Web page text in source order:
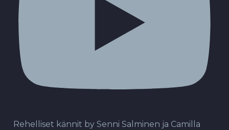
Rehelliset kännit by Senni Salminen ja Camilla